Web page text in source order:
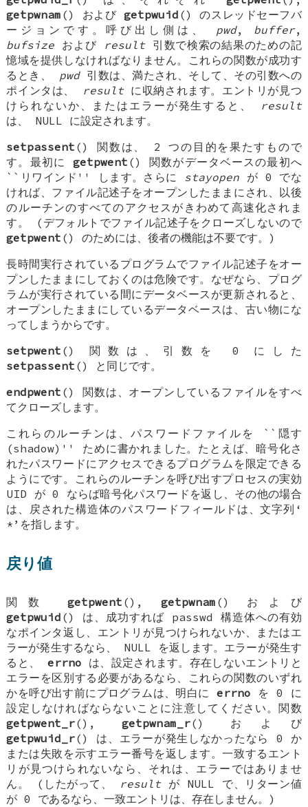
getpwnam () および getpwuid () のスレッドセーフバ
ージョンです。呼び出し側は、 pwd, buffer,
bufsize および result引数で検索の結果のための記
憶域を提供しなければなりません。これらの関数が成功す
るとき、 pwd引数は、満たされ、そして、その引数への
ポインタは、
resultに収納されます。エントリが見つ
けられないか、またはエラーが発生すると、
result
は、 NULL に設定されます。
setpassent () 関数は、 2 つの目的を果たすもので
す。最初にgetpwent () 関数がデータベースの最初へ
``リワインド'' します。さらに stayopen が 0 でな
ければ、ファイル記述子をオープンしたままにされ、以後
のルーチンのすべてのアクセスがきわめて高速化されま
す。 (デフォルトでファイル記述子をクローズしないので
getpwent () のためには、後者の機能は不要です。)
長時間実行されているプログラムでファイル記述子をオー
プンしたままにしておくのは危険です。なぜなら、プログ
ラムが実行されている間にデータベースが更新されると、
オープンしたままにしているデータベースは、古い物にな
ってしまうからです。
setpwent () 関数は、引数を 0 にした
setpassent () と同じです。
endpwent () 関数は、オープンしているファイルをすべ
てクローズします。
これらのルーチンは、パスワードファイルを ``隠す
(shadow)'' ために書かれました。たとえば、暗号化さ
れたパスワードにアクセスできるプログラムを限定できる
ようにです。これらのルーチンを呼び出すプロセスの実効
UID が 0 ならば暗号化パスワードを返し、その他の場合
は、戻された構造体のパスワードフィールドは、文字列‘
* ’を指します。
戻り値
関数getpwent (), getpwnam () および
getpwuid () は、成功すれば passwd 構造体への有効
なポインタ返し、エントリが見つけられないか、またはエ
ラーが発生するなら、 NULL を返します。エラーが発生す
ると、 errno は、設定されます。存在しないエントリと
エラーを区別する必要があるなら、これらの関数のいずれ
かを呼び出す前にプログラムは、明白にerrno を 0 に
設定しなければならないことに注意してください。関数
getpwent_r(),getpwnam_r() および
getpwuid_r() は、エラーが発生しなかったなら 0 か
または失敗を示すエラー番号を返します。一致するエント
リが見つけられないなら、それは、エラーではありませ
ん。 (したがって、 resultが NULL で、リターン値
が 0 であるなら、一致エントリは、存在しません。)